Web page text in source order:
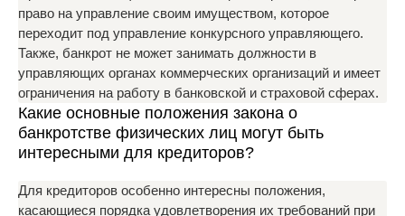
право на управление своим имуществом, которое
переходит под управление конкурсного управляющего.
Также, банкрот не может занимать должности в
управляющих органах коммерческих организаций и имеет
ограничения на работу в банковской и страховой сферах.
Какие основные положения закона о
банкротстве физических лиц могут быть
интересными для кредиторов?
Для кредиторов особенно интересны положения,
касающиеся порядка удовлетворения их требований при